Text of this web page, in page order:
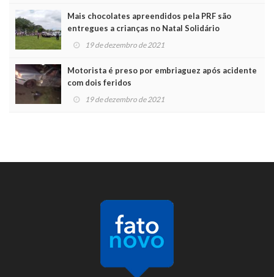
Mais chocolates apreendidos pela PRF são
entregues a crianças no Natal Solidário
19 de dezembro de 2021
Motorista é preso por embriaguez após acidente
com dois feridos
19 de dezembro de 2021